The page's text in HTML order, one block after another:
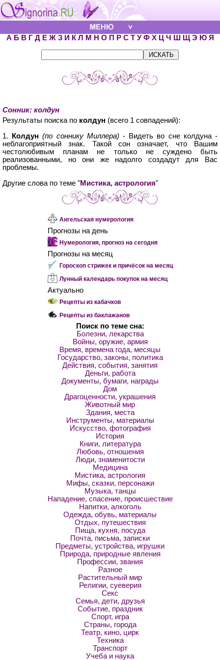
А Б В Г Д Е Ж З И К Л М Н О П Р С Т У Ф Х Ц Ч Ш Щ Э Ю Я
Сонник: колдун
Результаты поиска по колдун (всего 1 совпадений):
1.
Колдун(по соннику Миллера) - Видеть во сне колдуна -
неблагоприятный знак. Такой сон означает, что Вашим
честолюбивым планам не только не суждено быть
реализованными, но они же надолго создадут для Вас
проблемы.
Другие слова по теме "Мистика, астрология"
Ангельская нумерология
Прогнозы на день
Нумерология, прогноз на сегодня
Прогнозы на месяц
Гороскоп стрижек и причёсок на месяц
Лунный календарь покупок на месяц
Актуально
Рецепты из кабачков
Рецепты из баклажанов
Поиск по теме сна:
Болезни, лекарства
Войны, оружие, армия
Время, времена года, месяцы
Государство, законы, политика
Действия, события, занятия
Деньги, работа
Документы, бумаги, награды
Дом
Драгоценности, украшения
Животный мир
Здания, места
Инструменты, материалы
Искусство, фотография
История
Книги, литература
Любовь, отношения
Люди, знаменитости
Медицина
Мистика, астрология
Мифы, сказки, персонажи
Музыка, танцы
Нападение, спасение, происшествие
Напитки, алкоголь
Одежда, обувь, материалы
Отдых, путешествия
Пища, кухня, посуда
Почта, письма, записки
Предметы, устройства, игрушки
Природа, природные явления
Профессии, звания
Разное
Растительный мир
Религии, суеверия
Секс
Семья, дети, друзья
Событие, праздник
Спорт, игра
Страны, города
Театр, кино, цирк
Техника
Транспорт
Учеба и наука